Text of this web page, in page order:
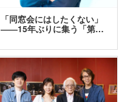
「同窓会にはしたくない」
――15年ぶりに集う「第…